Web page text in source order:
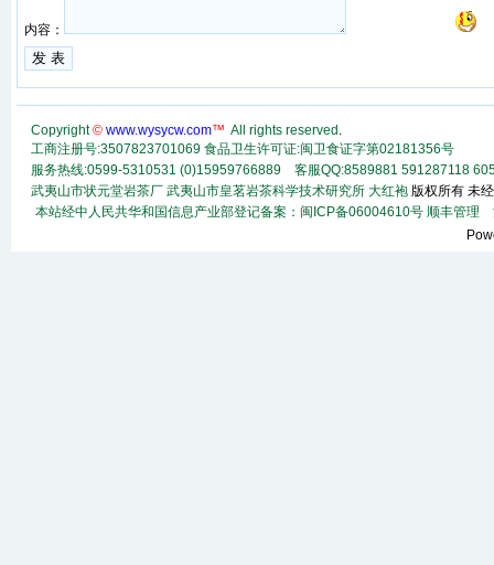
内容：
Copyright© www.wysycw.com™ All rights reserved .
工商注册号:3507823701069 食品卫生许可证:闽卫食证字第02181356号
服务热线:0599-5310531 (0)15959766889 客服QQ:8589881 591287118
武夷山市状元堂岩茶厂 武夷山市皇茗岩茶科学技术研究所 大红袍 版权所有 未
本站经中人民共华和国信息产业部登记备案：闽ICP备06004610号 顺丰管理